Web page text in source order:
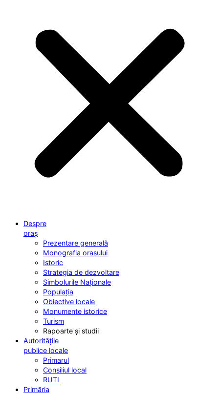
Despre
oraș
Prezentare generală
Monografia orașului
Istoric
Strategia de dezvoltare
Simbolurile Naționale
Populația
Obiective locale
Monumente istorice
Turism
Rapoarte și studii
Autoritățile
publice locale
Primarul
Consiliul local
RUTI
Primăria